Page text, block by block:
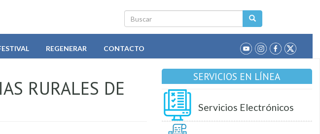
Buscar
REGENERAR CONTACTO
RURALES DE
SERVICIOS EN LÍNEA
Servicios Electrónicos